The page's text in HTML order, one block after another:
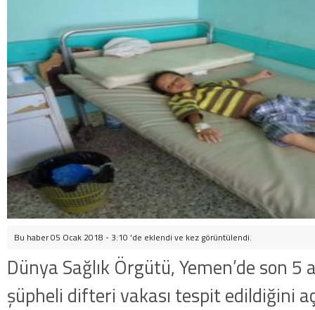
Bu haber 05 Ocak 2018 - 3:10 'de eklendi ve kez görüntülendi.
Dünya Sağlık Örgütü, Yemen’de son
şüpheli difteri vakası tespit edildiğini